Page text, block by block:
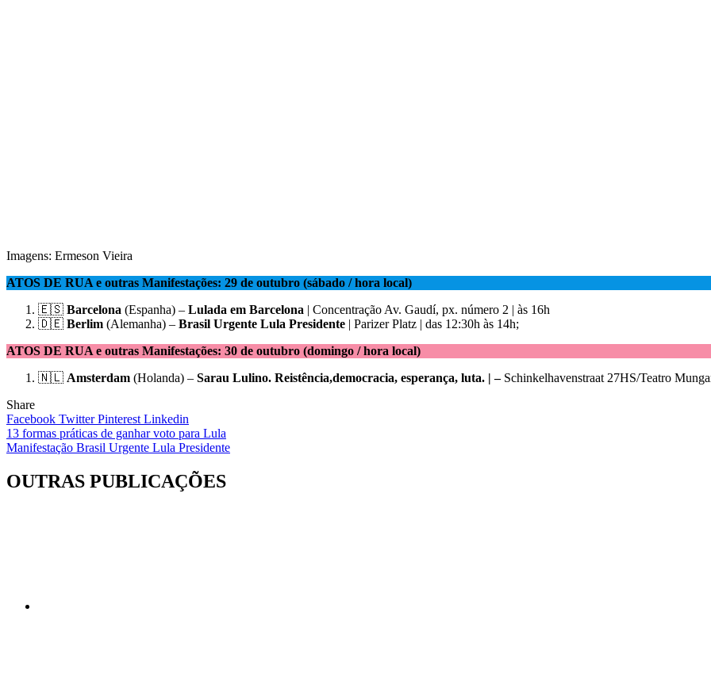
Imagens: Ermeson Vieira
ATOS DE RUA e outras Manifestações: 29 de outubro (sábado / hora local)
🇪🇸 Barcelona (Espanha) – Lulada em Barcelona | Concentração Av. Gaudí, px. número 2 | às 16h
🇩🇪 Berlim (Alemanha) – Brasil Urgente Lula Presidente | Parizer Platz | das 12:30h às 14h;
ATOS DE RUA e outras Manifestações: 30 de outubro (domingo / hora local)
🇳🇱 Amsterdam (Holanda) – Sarau Lulino. Reistência,democracia, esperança, luta. | – Schinkelhavenstraat 27HS/Teatro
Share
Facebook TwitterPinterest Linkedin
Navegação
de
Post
13 formas práticas de ganhar voto para Lula
Manifestação Brasil Urgente Lula Presidente
OUTRAS PUBLICAÇÕES